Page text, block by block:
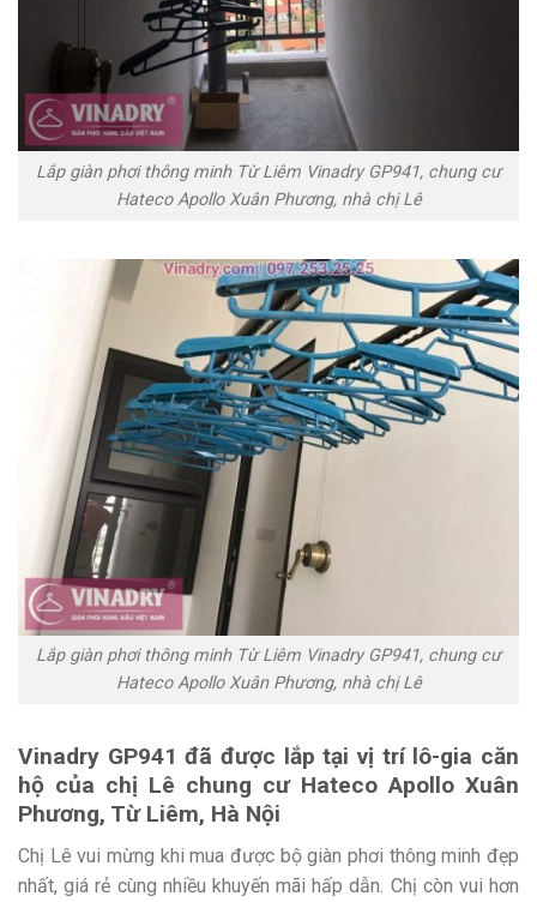
Lắp giàn phơi thông minh Từ Liêm Vinadry GP941, chung cư
Hateco Apollo Xuân Phương, nhà chị Lê
Lắp giàn phơi thông minh Từ Liêm Vinadry GP941, chung cư
Hateco Apollo Xuân Phương, nhà chị Lê
Vinadry GP941 đã được lắp tại vị trí lô-gia căn
hộ của chị Lê chung cư Hateco Apollo Xuân
Phương, Từ Liêm, Hà Nội
Chị Lê vui mừng khi mua được bộ giàn phơi thông minh đẹp
nhất, giá rẻ cùng nhiều khuyến mãi hấp dẫn. Chị còn vui hơn